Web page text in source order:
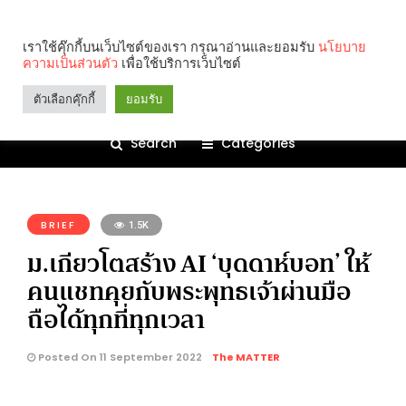
Search Categories
BRIEF 1.5K
ม.เกียวโตสร้าง AI ‘บุดดาห์บอท’ ให้
คนแชทคุยกับพระพุทธเจ้าผ่านมือ
ถือได้ทุกที่ทุกเวลา
Posted On 11 September 2022 The MATTER
เราใช้คุ๊กกี้บนเว็บไซต์ของเรา กรุณาอ่านและยอมรับ นโยบาย
ความเป็นส่วนตัว เพื่อใช้บริการเว็บไซต์
ตัวเลือกคุ๊กกี้ ยอมรับ